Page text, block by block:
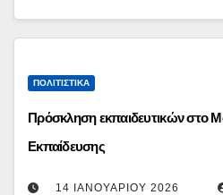
ΠΟΛΙΤΙΣΤΙΚΆ
Πρόσκληση εκπαιδευτικών στο
Εκπαίδευσης
14 ΙΑΝΟΥΑΡΊΟΥ 2026